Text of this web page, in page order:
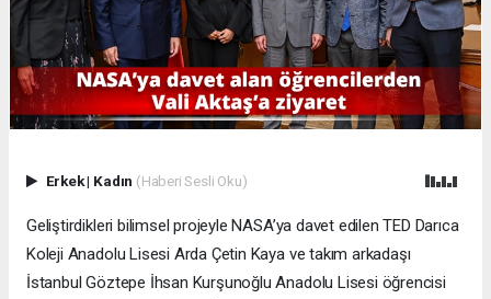
Erkek| Kadın (Haberi Sesli Oku)
Geliştirdikleri bilimsel projeyle NASA’ya davet edilen TED Darıca
Koleji Anadolu Lisesi Arda Çetin Kaya ve takım arkadaşı
İstanbul Göztepe İhsan Kurşunoğlu Anadolu Lisesi öğrencisi